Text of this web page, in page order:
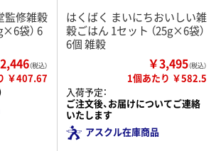
監修雑穀
袋） 6
（税込）
￥407.67
はくばく まいにちおいしい雑
穀ごはん 1セット （25g×6袋）
6個 雑穀
￥3,495（税込）
1個あたり ￥582.5
入荷予定：
ご注文後、お届けについてご連絡
いたします
アスクル在庫商品